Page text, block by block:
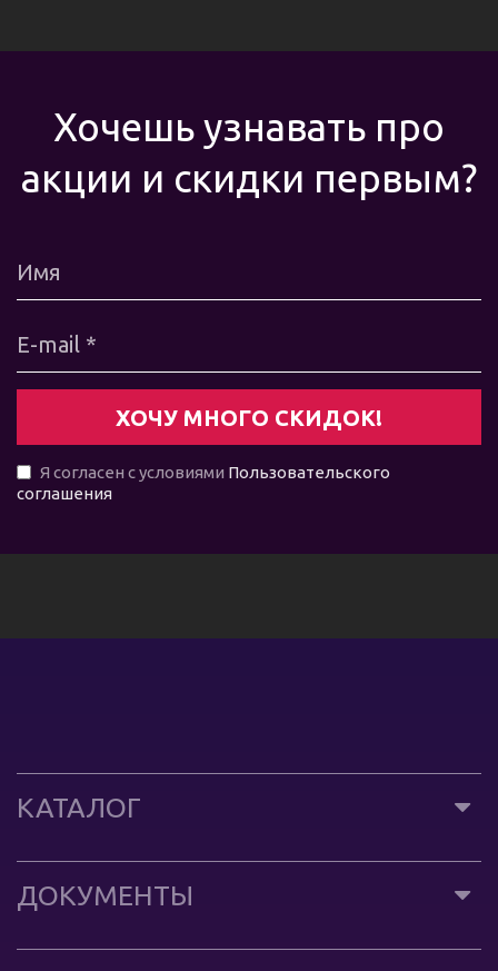
Хочешь узнавать про
акции и скидки первым?
Я согласен с условиями Пользовательского
соглашения
КАТАЛОГ
ДОКУМЕНТЫ